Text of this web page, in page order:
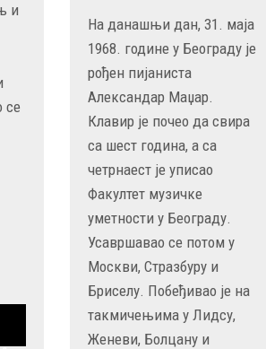
и
се
На данашњи дан, 31. маја
1968. године у Београду је
рођен пијаниста
Александар Маџар.
Клавир је почео да свира
са шест година, а са
четрнаест је уписао
Факултет музичке
уметности у Београду.
Усавршавао се потом у
Москви, Стразбуру и
Бриселу. Побеђивао је на
такмичењима у Лидсу,
Женеви, Болцану и
МАЏАР